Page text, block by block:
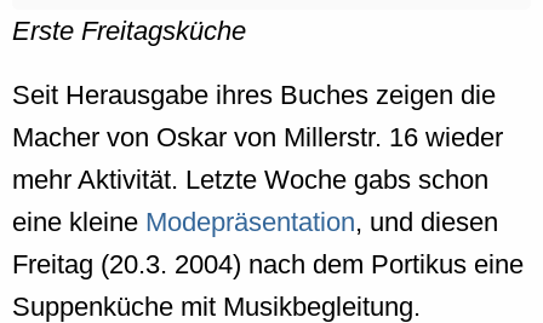
Erste Freitagsküche
Seit Herausgabe ihres Buches zeigen die
Macher von Oskar von Millerstr. 16 wieder
mehr Aktivität. Letzte Woche gabs schon
eine kleine Modepräsentation, und diesen
Freitag (20.3. 2004) nach dem Portikus eine
Suppenküche mit Musikbegleitung.